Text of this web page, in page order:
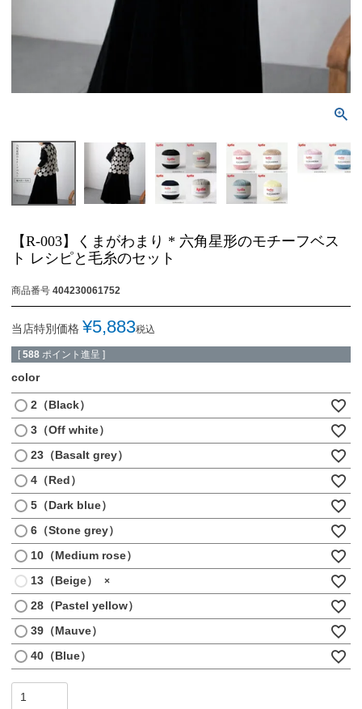
【R-003】くまがわまり * 六角星形のモチーフベス
ト レシピと毛糸のセット
商品番号 404230061752
当店特別価格 ¥5,883税込
[ 588 ポイント進呈 ]
color
2（Black）
3（Off white）
23（Basalt grey）
4（Red）
5（Dark blue）
6（Stone grey）
10（Medium rose）
13（Beige）
×
28（Pastel yellow）
39（Mauve）
40（Blue）